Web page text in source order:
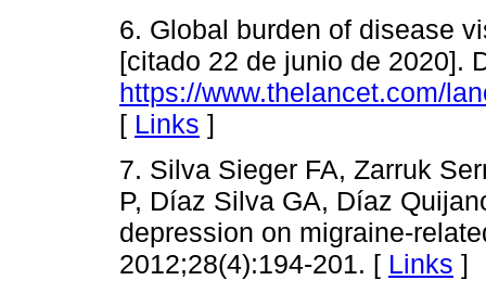
6. Global burden of disease
[citado 22 de junio de 2020].
https://www.thelancet.com/
[ Links ]
7. Silva Sieger FA, Zarruk
P, Díaz Silva GA, Díaz
depression on migraine-
2012;28(4):194-201. [ Links ]